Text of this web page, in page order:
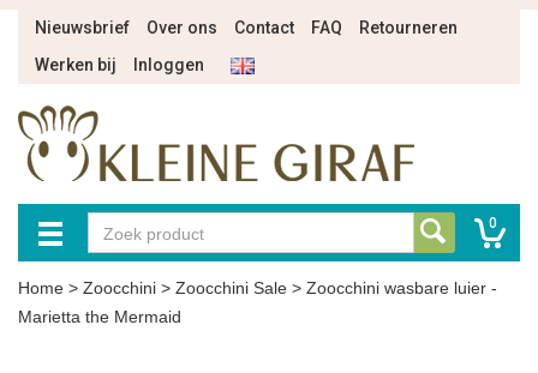
Nieuwsbrief Over ons Contact FAQ
Retourneren
Werken bij
Inloggen
0
Home > Zoocchini > Zoocchini Sale > Zoocchini wasbare luier -
Marietta the Mermaid